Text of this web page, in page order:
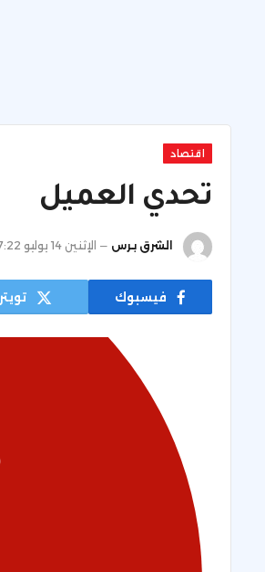
اقتصاد
تحدي العميل
الشرق برس الإثنين 14 يوليو 7:22 م
فيسبوك تويتر